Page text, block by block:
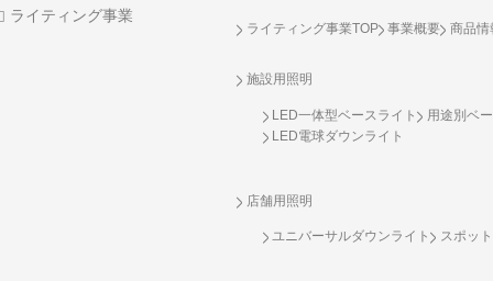
ライティング事業
ライティング事業TOP 事業概要 商品情
施設用照明
LED一体型ベースライト
用途別ベ
LED電球ダウンライト
店舗用照明
ユニバーサルダウンライト スポッ